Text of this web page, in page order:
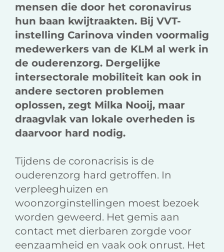
mensen die door het coronavirus
hun baan kwijtraakten. Bij VVT-
instelling Carinova vinden voormalig
medewerkers van de KLM al werk in
de ouderenzorg. Dergelijke
intersectorale mobiliteit kan ook in
andere sectoren problemen
oplossen, zegt Milka Nooij, maar
draagvlak van lokale overheden is
daarvoor hard nodig.
Tijdens de coronacrisis is de
ouderenzorg hard getroffen. In
verpleeghuizen en
woonzorginstellingen moest bezoek
worden geweerd. Het gemis aan
contact met dierbaren zorgde voor
eenzaamheid en vaak ook onrust. Het